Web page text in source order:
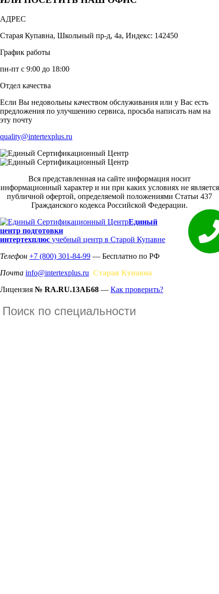
АДРЕС
Старая Купавна, Школьный пр-д, 4а, Индекс: 142450
График работы
пн-пт с 9:00 до 18:00
Отдел качества
Если Вы недовольны качеством обслуживания или у Вас есть
предложения по улучшению сервиса, просьба написать нам на
эту почту
quality@intertexplus.ru
Вся представленная на сайте информация носит
информационный характер и ни при каких условиях не является
публичной офертой, определяемой положениями Статьи 437
Гражданского кодекса Российской Федерации.
Единый
центр подготовки
интертехплюс учебный центр в Старой Купавне
Телефон +7 (800) 301-84-99 — Бесплатно по РФ
Почта info@intertexplus.ru Старая Купавна
Лицензия № RA.RU.13АБ68 — Как проверить?